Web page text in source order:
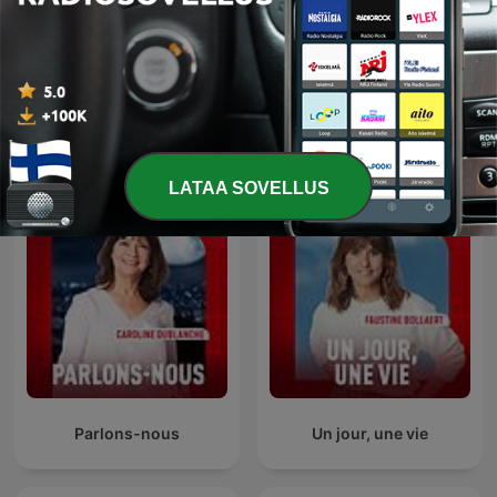
Les Grosses Têtes L'Heure Du Crime
Parlons-nous Un jour, une vie
LATAA SOVELLUS